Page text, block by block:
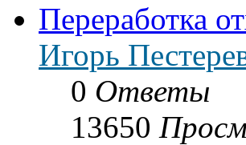
Переработка
Игорь
0 Ответы
13650